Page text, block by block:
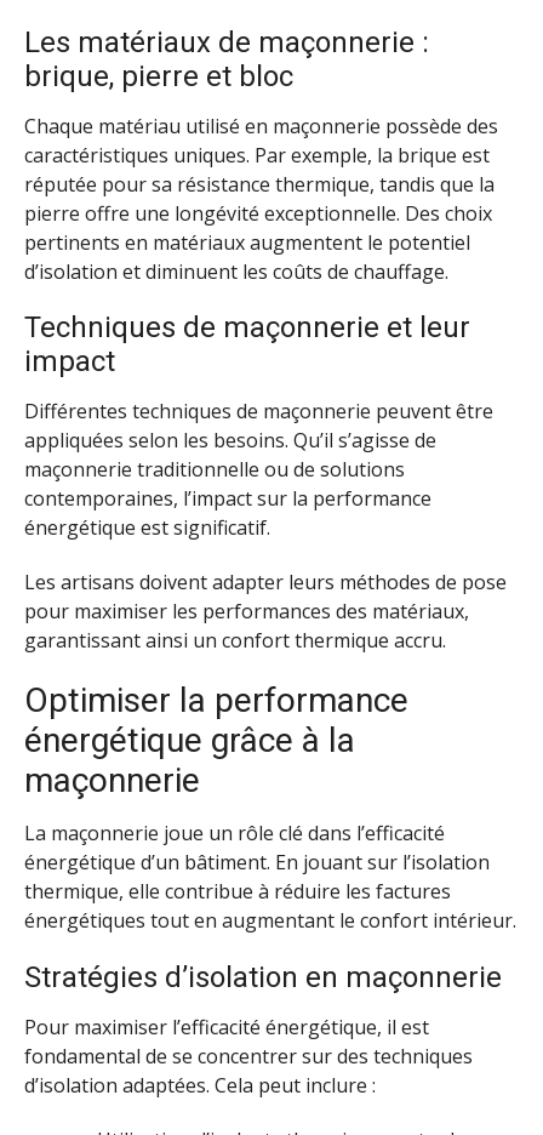
Les matériaux de maçonnerie :
brique, pierre et bloc
Chaque matériau utilisé en maçonnerie possède des
caractéristiques uniques. Par exemple, la brique est
réputée pour sa résistance thermique, tandis que la
pierre offre une longévité exceptionnelle. Des choix
pertinents en matériaux augmentent le potentiel
d’isolation et diminuent les coûts de chauffage.
Techniques de maçonnerie et leur
impact
Différentes techniques de maçonnerie peuvent être
appliquées selon les besoins. Qu’il s’agisse de
maçonnerie traditionnelle ou de solutions
contemporaines, l’impact sur la performance
énergétique est significatif.
Les artisans doivent adapter leurs méthodes de pose
pour maximiser les performances des matériaux,
garantissant ainsi un confort thermique accru.
Optimiser la performance
énergétique grâce à la
maçonnerie
La maçonnerie joue un rôle clé dans l’efficacité
énergétique d’un bâtiment. En jouant sur l’isolation
thermique, elle contribue à réduire les factures
énergétiques tout en augmentant le confort intérieur.
Stratégies d’isolation en maçonnerie
Pour maximiser l’efficacité énergétique, il est
fondamental de se concentrer sur des techniques
d’isolation adaptées. Cela peut inclure :